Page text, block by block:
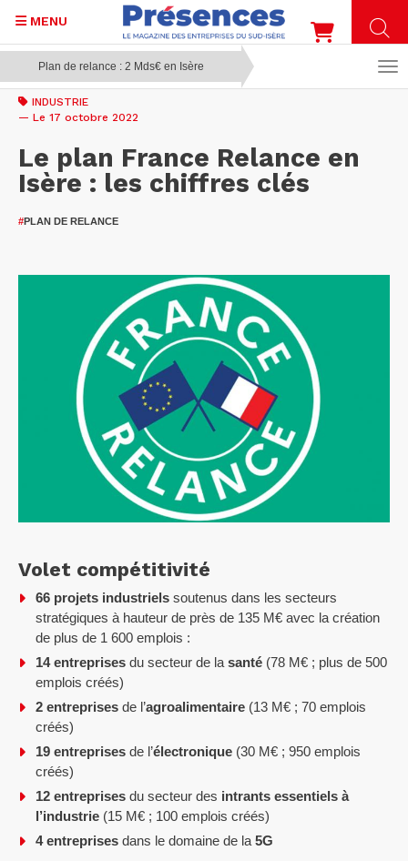
Aller
contenu
MENU
Plan de relance : 2 Mds€ en Isère
INDUSTRIE
— Le 17 octobre 2022
Le plan France Relance en
Isère : les chiffres clés
#PLAN DE RELANCE
Volet compétitivité
66 projets industriels soutenus dans les secteurs
stratégiques à hauteur de près de 135 M€ avec la création
de plus de 1 600 emplois :
14 entreprises du secteur de lasanté (78 M€ ; plus de 500
emplois créés)
2 entreprisesde l’agroalimentaire (13 M€ ; 70 emplois
créés)
19 entreprisesde l’électronique (30 M€ ; 950 emplois
créés)
12 entreprisesdu secteur des intrants essentiels à
l’industrie (15 M€ ; 100 emplois créés)
4 entreprisesdans le domaine de la5G